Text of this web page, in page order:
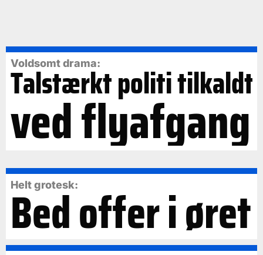
Voldsomt drama:
Talstærkt politi tilkaldt
ved flyafgang
Helt grotesk:
Bed offer i øret